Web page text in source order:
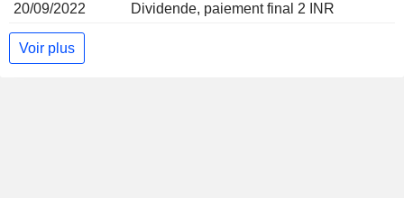
20/09/2022
Dividende, paiement final 2 INR
Voir plus